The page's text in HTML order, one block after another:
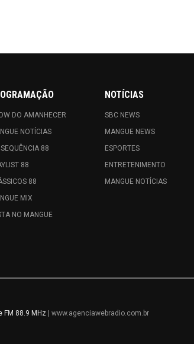
DO AMANHECER
NOTÍCIAS
SEQUÊNCIA 88
88
88
MIX
NO MANGUE
NOTÍCIAS
SBC NEWS
MANGUE NEWS
ESPORTES
ENTRETENIMENTO
MANGUE NOTÍCIAS
FM 88.9 MHz | www.agenciawebradio.com.br